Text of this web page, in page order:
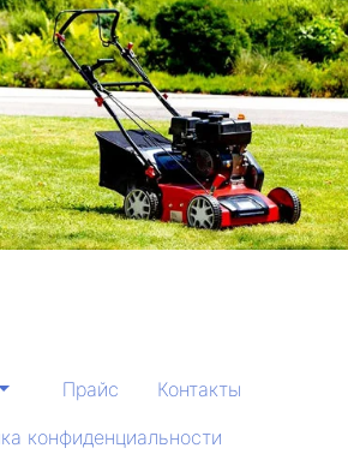
Прайс
Контакты
конфиденциальности